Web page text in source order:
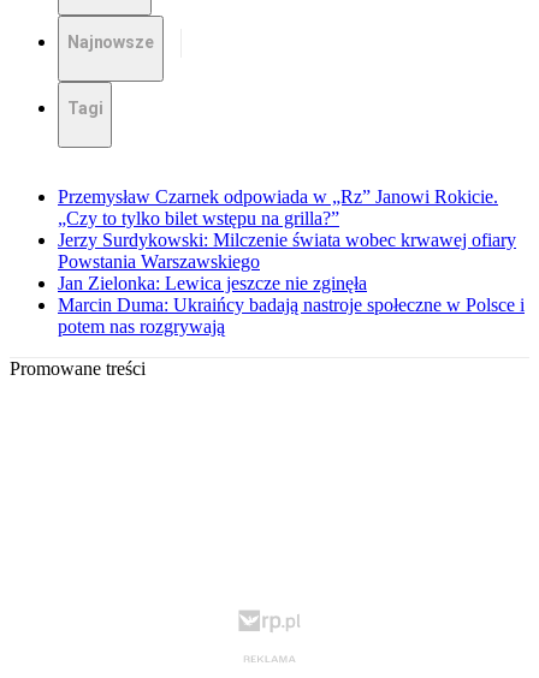
Najnowsze
Tagi
Przemysław Czarnek odpowiada w „Rz” Janowi Rokicie.
„Czy to tylko bilet wstępu na grilla?”
Jerzy Surdykowski: Milczenie świata wobec krwawej ofiary
Powstania Warszawskiego
Jan Zielonka: Lewica jeszcze nie zginęła
Marcin Duma: Ukraińcy badają nastroje społeczne w Polsce i
potem nas rozgrywają
Promowane treści